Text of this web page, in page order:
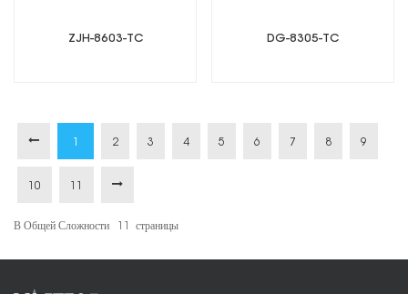
ZJH-8603-TC DG-8305-TC
2 3 4 5 6 7 8 9
10
В Общей Сложности Страницы